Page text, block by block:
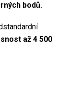
bodů.
až 4 500